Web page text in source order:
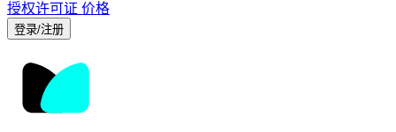
授权许可证 价格
登录/注册